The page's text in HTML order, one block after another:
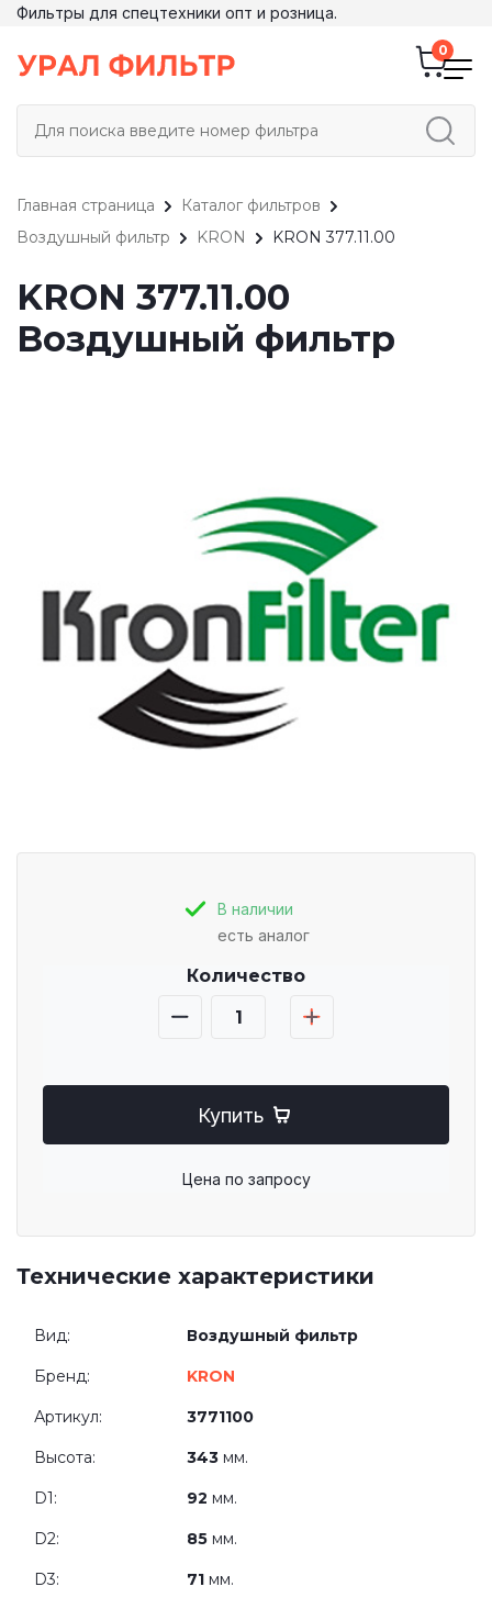
Фильтры для спецтехники опт и розница.
Главная страница
Каталог фильтров
Воздушный фильтр
KRON KRON 377.11.00
KRON 377.11.00
Воздушный фильтр
В наличии
есть аналог
Количество
Купить
Цена по запросу
Технические характеристики
Вид: Воздушный фильтр
Бренд: KRON
Артикул: 3771100
Высота: 343 мм.
D1: 92 мм.
D2: 85 мм.
D3: 71 мм.